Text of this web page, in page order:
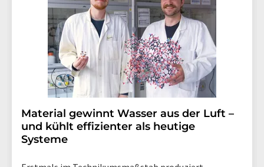
Material gewinnt Wasser aus der Luft –
und kühlt effizienter als heutige
Systeme